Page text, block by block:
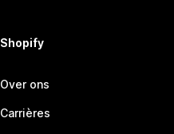
Shopify
Over ons
Carrières